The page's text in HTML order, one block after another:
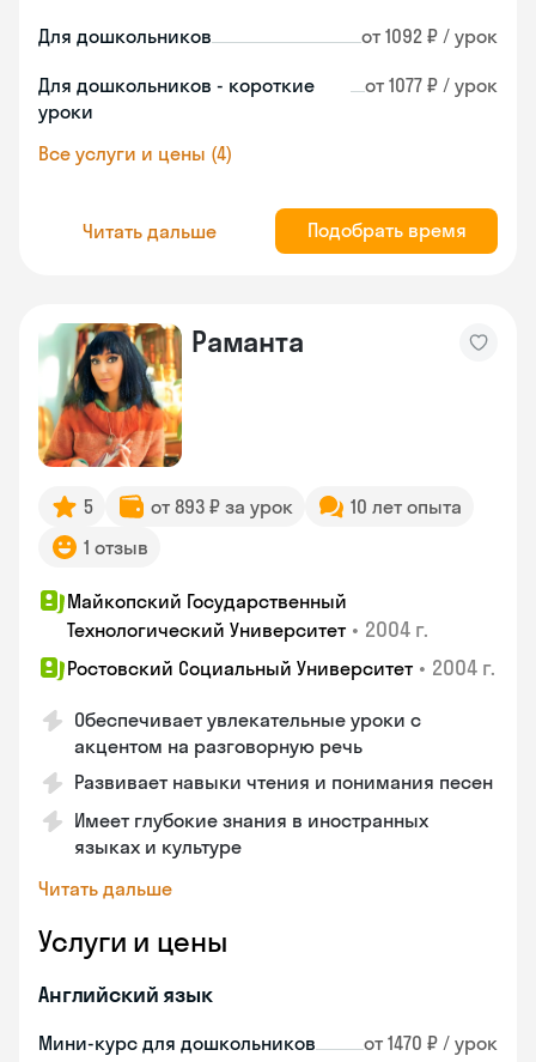
Для дошкольников от 1092 ₽ / урок
Для дошкольников - короткие
уроки
от 1077 ₽ / урок
Все услуги и цены (4)
Читать дальше Подобрать время
Раманта
5 от 893 ₽ за урок
10 лет опыта
1 отзыв
Майкопский Государственный
Технологический Университет • 2004 г.
Ростовский Социальный Университет • 2004 г.
Обеспечивает увлекательные уроки с
акцентом на разговорную речь
Развивает навыки чтения и понимания песен
Имеет глубокие знания в иностранных
языках и культуре
Читать дальше
Услуги и цены
Английский язык
Мини-курс для дошкольников от 1470 ₽ / урок